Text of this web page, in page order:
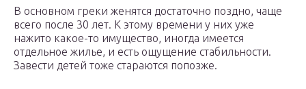
В основном греки женятся достаточно поздно, чаще
всего после 30 лет. К этому времени у них уже
нажито какое-то имущество, иногда имеется
отдельное жилье, и есть ощущение стабильности.
Завести детей тоже стараются попозже.